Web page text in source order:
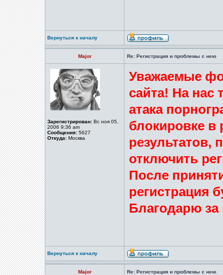
Вернуться к началу
Major Re: Регистрация и проблемы с нею
Зарегистрирован: Вс ноя 05,
2006 9:36 am
Сообщения: 5627
Откуда: Москва
Уважаемые
сайта! На нас
атака
блокировке в
отключить
После
регистрация
Благодарю
Вернуться к началу
Major Re: Регистрация и проблемы с нею